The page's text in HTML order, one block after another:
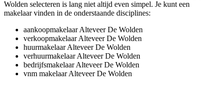
Wolden selecteren is lang niet altijd even simpel. Je kunt een
makelaar vinden in de onderstaande disciplines:
aankoopmakelaar Alteveer De Wolden
verkoopmakelaar Alteveer De Wolden
huurmakelaar Alteveer De Wolden
verhuurmakelaar Alteveer De Wolden
bedrijfsmakelaar Alteveer De Wolden
vnm makelaar Alteveer De Wolden